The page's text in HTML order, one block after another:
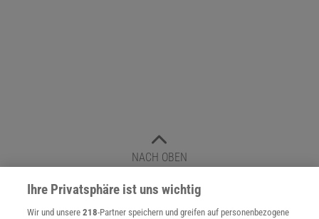
NACH OBEN
Für Sie im Spektrum-Shop und am Kiosk:
Ihre Privatsphäre ist uns wichtig
Wir und unsere218-Partner speichern und greifen auf personenbezogene